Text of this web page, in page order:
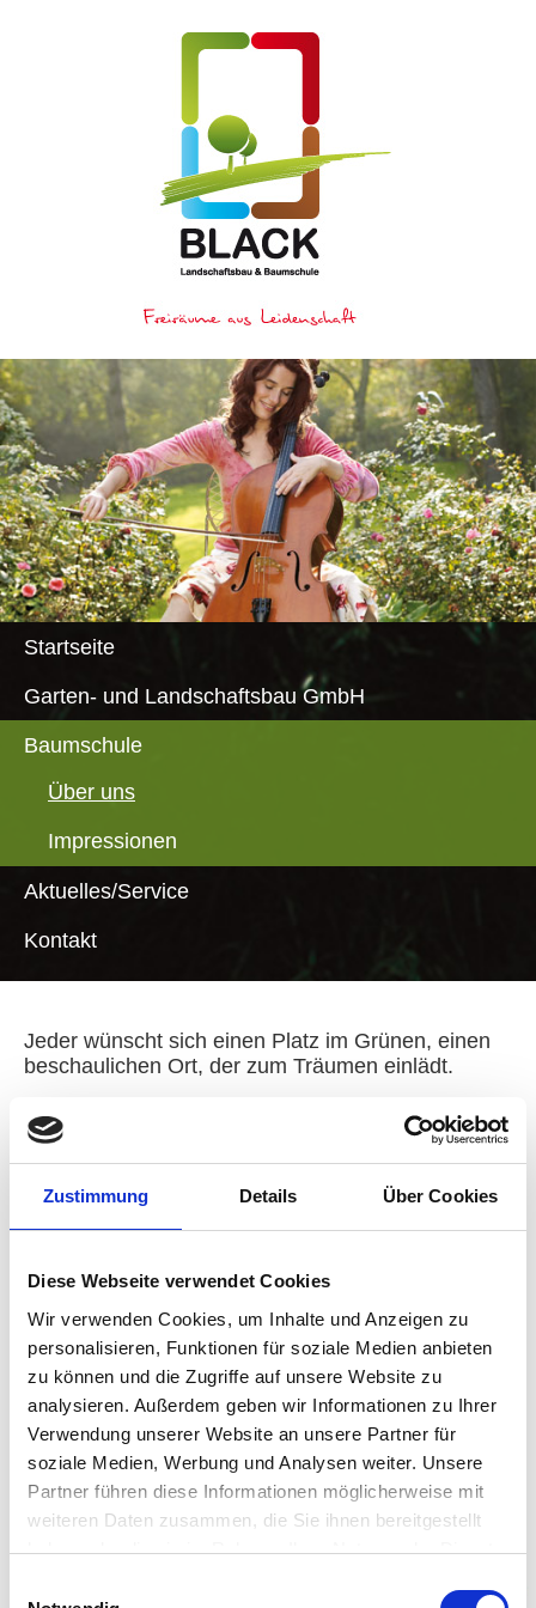
Zustimmung Details Über Cookies
Diese Webseite verwendet Cookies
Wir verwenden Cookies, um Inhalte und Anzeigen zu
personalisieren, Funktionen für soziale Medien anbieten
zu können und die Zugriffe auf unsere Website zu
analysieren. Außerdem geben wir Informationen zu Ihrer
Verwendung unserer Website an unsere Partner für
soziale Medien, Werbung und Analysen weiter. Unsere
Partner führen diese Informationen möglicherweise mit
weiteren Daten zusammen, die Sie ihnen bereitgestellt
haben oder die sie im Rahmen Ihrer Nutzung der Dienste
Startseite
Garten- und Landschaftsbau GmbH
Baumschule
Über uns
Impressionen
Aktuelles/Service
Kontakt
Jeder wünscht sich einen Platz im Grünen, einen
beschaulichen Ort, der zum Träumen einlädt.
Ort, eine grüne Oase inmitten der Stadt.
BLACK Baumschule
Sortiment
Stauden und Gräser in Bioerde
Bio-Kräuter in PremiumQualität
Nadelgehölze
Buchs und Formgehölze
Rosen und Rosenbegleiter, Rhododendren und Azaleen
Kletter- und Schlingpflanzen
Hausbäume, Alleebäume
Obstgehölze und Beerensträucher
Heckenpflanzen
Bodendecker
Immergrüne Gehölze
Verschiedenes Zubehör wie: Rindenmulch, Torf und Erde,